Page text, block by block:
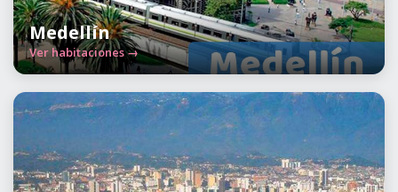
Medellín
Ver habitaciones →